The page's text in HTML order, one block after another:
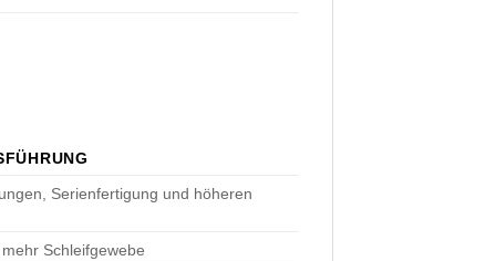
Serienfertigung und höheren
Schleifgewebe